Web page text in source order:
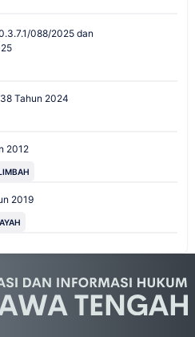
088/2025 dan
Tahun 2024
2012
2019